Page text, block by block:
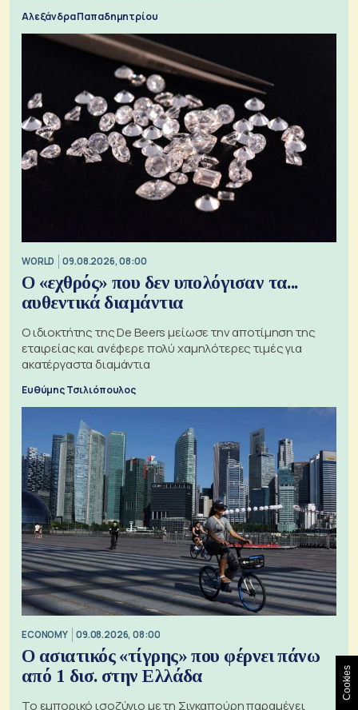
Αλεξάνδρα Παπαδημητρίου
WORLD 09.08.2026, 08:00
Ο «εχθρός» που δεν υπολόγισαν τα...
αυθεντικά διαμάντια
Ο ιδιοκτήτης της De Beers μείωσε την αποτίμηση της
εταιρείας και ανέφερε πολύ χαμηλότερες τιμές για
ακατέργαστα διαμάντια
Ευθύμης Τσιλιόπουλος
ECONOMY 09.08.2026, 08:00
Ο ασιατικός «τίγρης» που φέρνει πάνω
από 1 δισ. στην Ελλάδα
Το εμπορικό ισοζύγιο με τη Σιγκαπούρη παραμένει
Cookies